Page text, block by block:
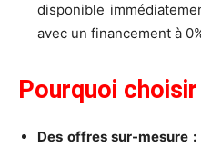
disponible
avec un financement à
Pourquoi
Des offres sur-mesure :